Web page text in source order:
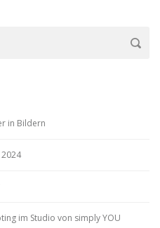
in Bildern
2024
im Studio von simply YOU